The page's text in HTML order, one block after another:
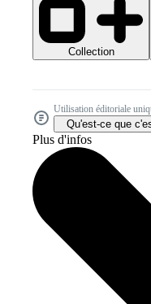
Collection
Utilisation éditoriale
Qu'est-ce que
Plus d'infos